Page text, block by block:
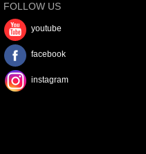
FOLLOW US
youtube
facebook
instagram